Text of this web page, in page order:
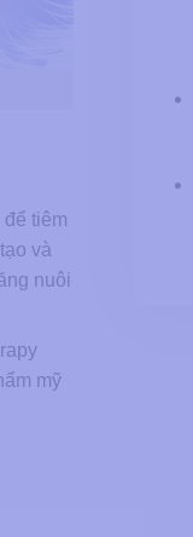
tiêm
và
nuôi
mỹ